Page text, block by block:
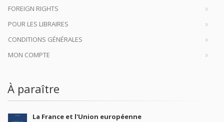
FOREIGN RIGHTS
POUR LES LIBRAIRES
CONDITIONS GÉNÉRALES
MON COMPTE
À paraître
La France et l'Union européenne